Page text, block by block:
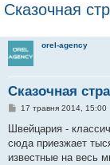
Сказочная
orel-agency
Сказочная
П
в
д
о
17 травня 2014, 15:00
Швейцария -
сюда приезжает
известные на весь